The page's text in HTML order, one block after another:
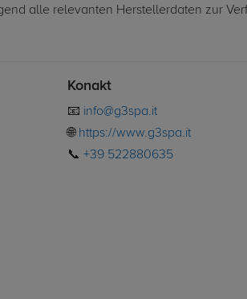
alle relevanten Herstellerdaten zur
Konakt
📧 info@g3spa.it
🌐 https://www.g3spa.it
📞 +39 522880635